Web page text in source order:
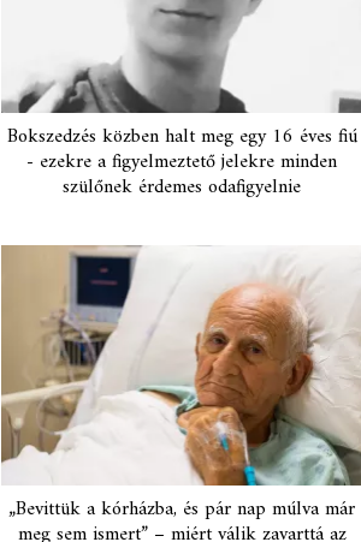
Bokszedzés közben halt meg egy 16 éves fiú
- ezekre a figyelmeztető jelekre minden
szülőnek érdemes odafigyelnie
„Bevittük a kórházba, és pár nap múlva már
meg sem ismert” – miért válik zavarttá az